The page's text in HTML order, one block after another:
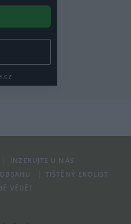
INZERUJTE U NÁS
TIŠTĚNÝ EKOLIST
VĚDĚT